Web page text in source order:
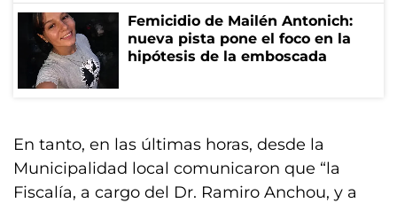
Femicidio de Mailén Antonich:
nueva pista pone el foco en la
hipótesis de la emboscada
En tanto, en las últimas horas, desde la
Municipalidad local comunicaron que “la
Fiscalía, a cargo del Dr. Ramiro Anchou, y a